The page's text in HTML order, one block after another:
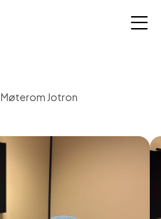
Møterom Jotron